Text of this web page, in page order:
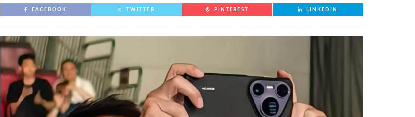
FACEBOOK TWITTER PINTEREST LINKEDIN